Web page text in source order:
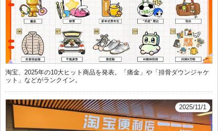
淘宝、2025年の10大ヒット商品を発表。「痛金」や「排骨ダウンジャケ
ット」などがランクイン。
2025/11/1